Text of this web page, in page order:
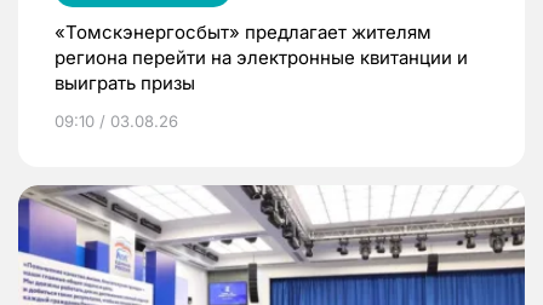
«Томскэнергосбыт» предлагает жителям
региона перейти на электронные квитанции и
выиграть призы
09:10 / 03.08.26